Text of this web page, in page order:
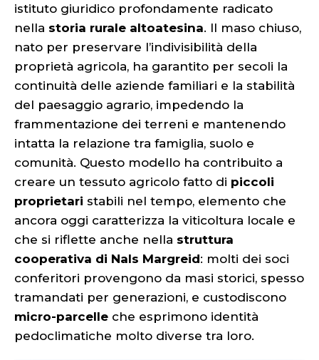
istituto giuridico profondamente radicato
nella storia rurale altoatesina. Il maso chiuso,
nato per preservare l’indivisibilità della
proprietà agricola, ha garantito per secoli la
continuità delle aziende familiari e la stabilità
del paesaggio agrario, impedendo la
frammentazione dei terreni e mantenendo
intatta la relazione tra famiglia, suolo e
comunità. Questo modello ha contribuito a
creare un tessuto agricolo fatto di piccoli
proprietari stabili nel tempo, elemento che
ancora oggi caratterizza la viticoltura locale e
che si riflette anche nella struttura
cooperativa di Nals Margreid: molti dei soci
conferitori provengono da masi storici, spesso
tramandati per generazioni, e custodiscono
micro-parcelle che esprimono identità
pedoclimatiche molto diverse tra loro.